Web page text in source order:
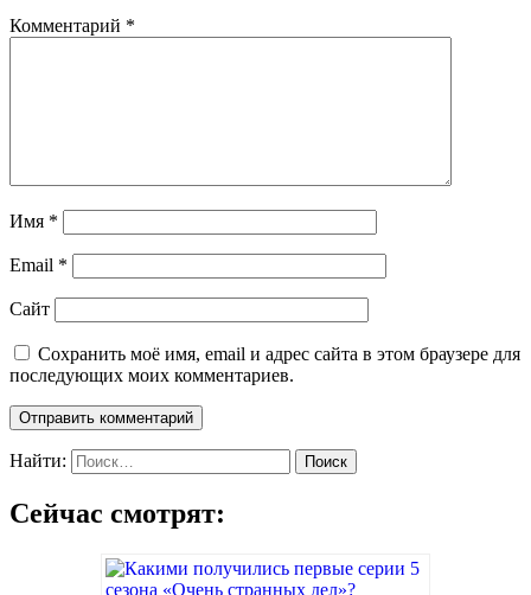
Комментарий *
Имя *
Email *
Сайт
Сохранить моё имя, email и адрес сайта в этом браузере для
последующих моих комментариев.
Найти:
Сейчас смотрят: